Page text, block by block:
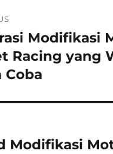
Modifikasi
Racing yang
Coba
Modifikasi